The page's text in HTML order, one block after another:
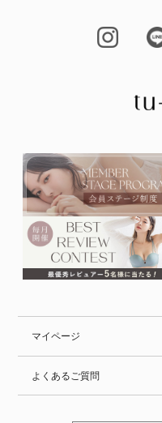
マイページ
よくあるご質問